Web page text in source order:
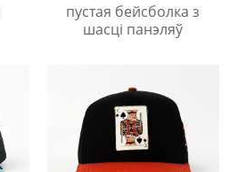
пустая бейсболка з
шасці панэляў